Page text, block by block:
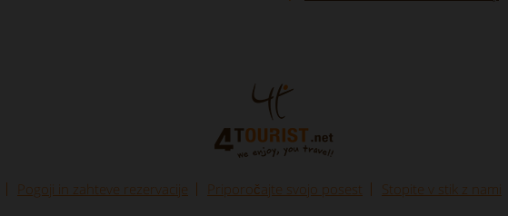
Pogoji in zahteve rezervacije Priporočajte svojo posest Stopite v stik z nami